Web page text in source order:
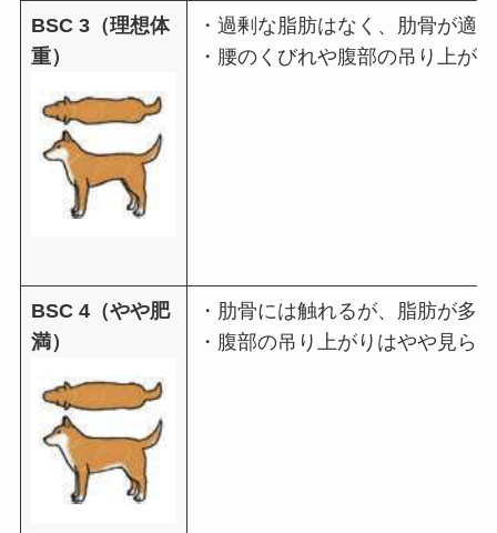
BSC 3（理想体
重）
・過剰な脂肪はなく、肋骨が適
・腰のくびれや腹部の吊り上が
BSC 4（やや肥
満）
・肋骨には触れるが、脂肪が多い
・腹部の吊り上がりはやや見ら